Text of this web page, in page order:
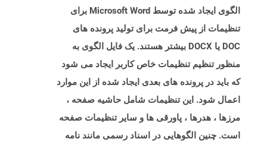
الگوی ایجاد شده توسط Microsoft Word برای
تنظیمات از پیش فرمت برای تولید پرونده های
DOC یا DOCX بیشتر هستند. یک فایل الگوی به
منظور تنظیم تنظیمات خاص کاربر ایجاد می شود
که باید در پرونده های بعدی ایجاد شده از این موارد
اعمال شود. این تنظیمات شامل حاشیه صفحه ،
مرزها ، هدرها ، پاورقی ها و سایر تنظیمات صفحه
است. چنین الگوهایی در اسناد رسمی مانند نامه